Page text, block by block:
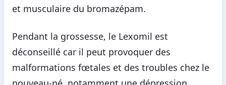
et musculaire du bromazépam.
Pendant la grossesse, le Lexomil est
déconseillé car il peut provoquer des
malformations fœtales et des troubles chez le